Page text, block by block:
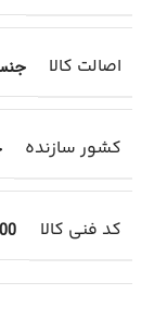
اصالت کالا
کشور سازنده
کد فنی کالا